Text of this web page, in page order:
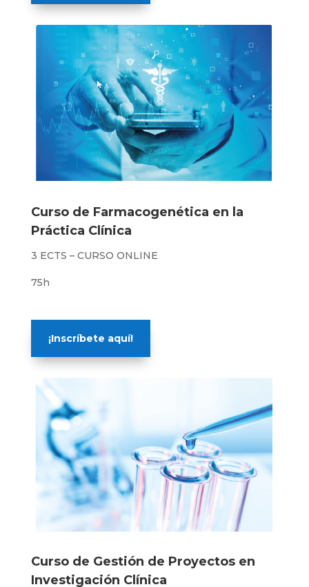
Curso de Farmacogenética en la
Práctica Clínica
3 ECTS – CURSO ONLINE
75h
¡Inscríbete aquí!
Curso de Gestión de Proyectos en
Investigación Clínica